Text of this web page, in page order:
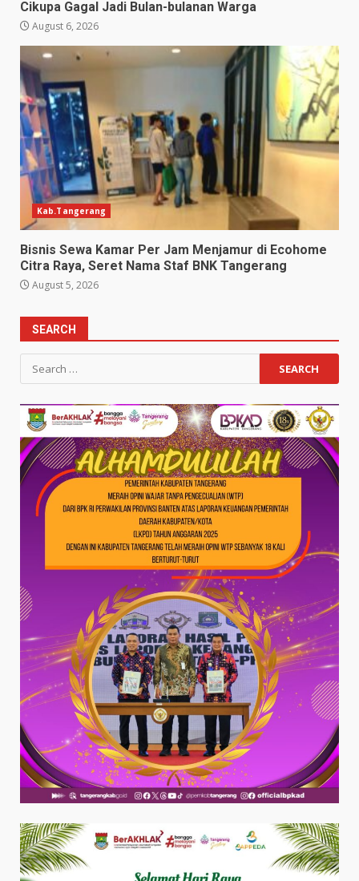
Cikupa Gagal Jadi Bulan-bulanan Warga
August 6, 2026
Kab.Tangerang
Bisnis Sewa Kamar Per Jam Menjamur di Ecohome
Citra Raya, Seret Nama Staf BNK Tangerang
August 5, 2026
SEARCH
Search
for: